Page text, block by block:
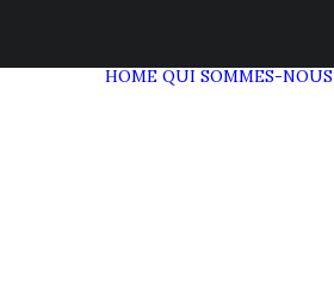
HOME QUI SOMMES-NOUS